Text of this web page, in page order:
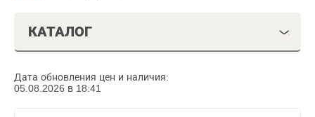
КАТАЛОГ
Дата обновления цен и наличия:
05.08.2026 в 18:41